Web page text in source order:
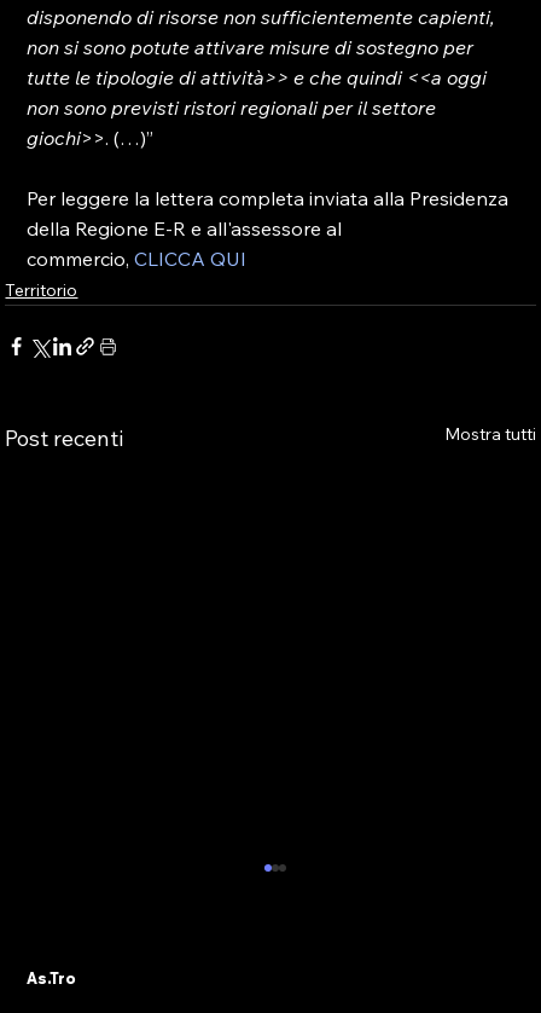
disponendo di risorse non sufficientemente capienti,
non si sono potute attivare misure di sostegno per
tutte le tipologie di attività>> e che quindi <<a oggi
non sono previsti ristori regionali per il settore
giochi>>. (…)”
Per leggere la lettera completa inviata alla Presidenza
della Regione E-R e all'assessore al
commercio, CLICCA QUI
Territorio
Post recenti Mostra tutti
MAGGIORE (BO)
principale nella discussione, soprattutto
As.Tro